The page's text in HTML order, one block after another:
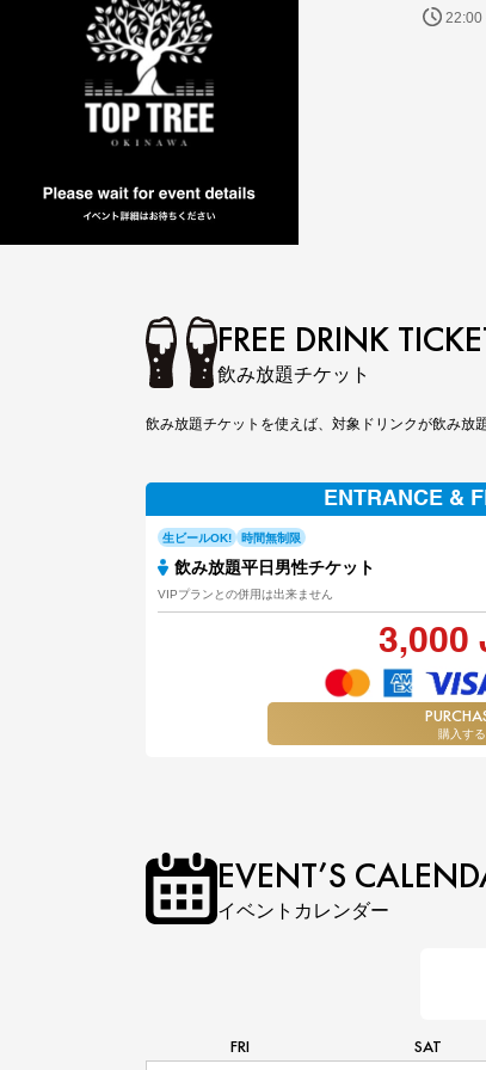
22:00
FREE DRINK
飲み放題チケット
飲み放題チケットを使えば、対象ドリンクが飲み放
ENTRANCE &
生ビールOK! 時間無制限
飲み放題平日男性チケット
VIPプランとの併用は出来ません
3,000
購入する
EVENT’S
イベントカレンダー
FRI SAT